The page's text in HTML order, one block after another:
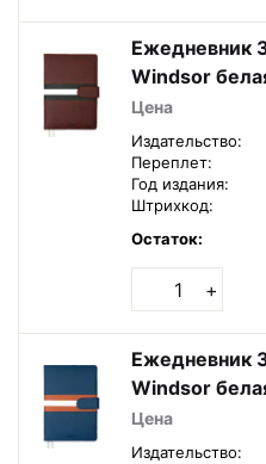
Ежедневник
Windsor
2032122
Цена
Издательство:
Переплет:
Год издания:
Штрихкод:
Остаток:
+
Ежедневник
Windsor
Цена
Издательство: